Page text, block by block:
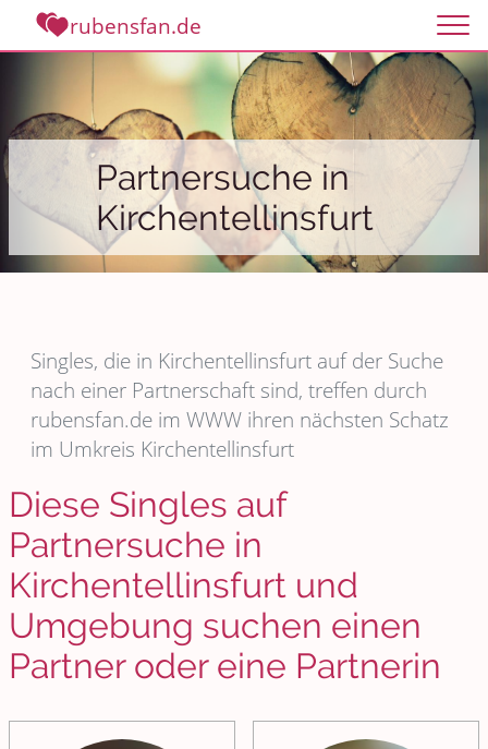
rubensfan.de
Partnersuche in
Kirchentellinsfurt
Singles, die in Kirchentellinsfurt auf der Suche
nach einer Partnerschaft sind, treffen durch
rubensfan.de im WWW ihren nächsten Schatz
im Umkreis Kirchentellinsfurt
Diese Singles auf
Partnersuche in
Kirchentellinsfurt und
Umgebung suchen einen
Partner oder eine Partnerin